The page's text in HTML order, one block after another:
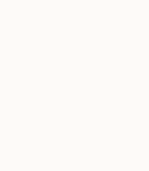
SENSATION ?
une hygiène
organoleptiques du
aussi essentiel. Cela
votre machine est
nécessite un
et les bactéries